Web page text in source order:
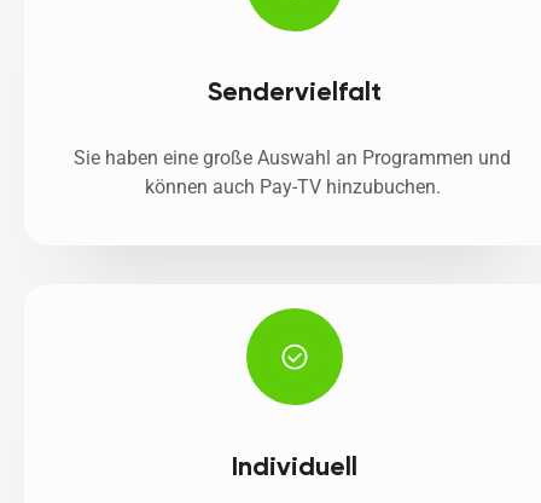
Sendervielfalt
Sie haben eine große Auswahl an Programmen und
können auch Pay-TV hinzubuchen.
Individuell